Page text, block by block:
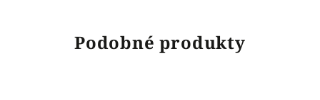
Podobné produkty